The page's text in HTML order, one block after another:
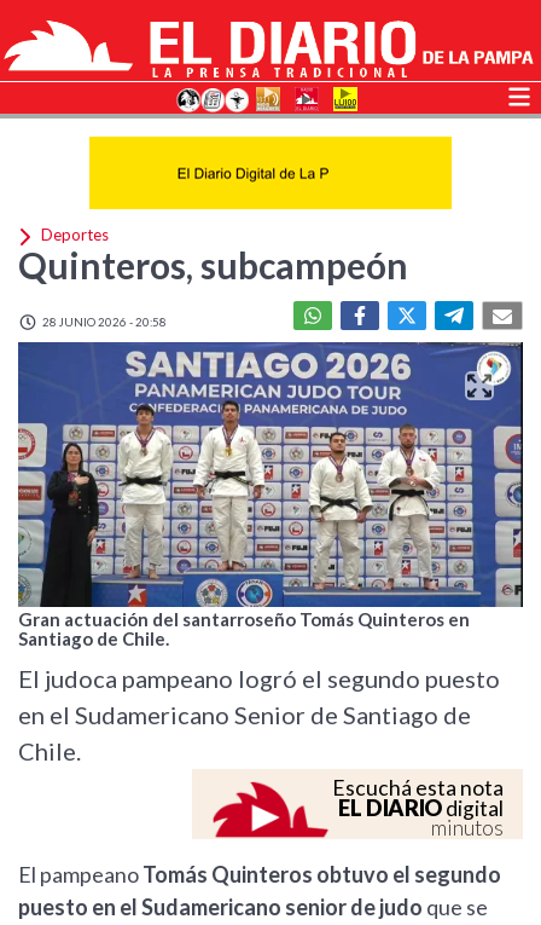
Deportes
Quinteros, subcampeón
28 JUNIO 2026 - 20:58
Gran actuación del santarroseño Tomás Quinteros en
Santiago de Chile.
El judoca pampeano logró el segundo puesto
en el Sudamericano Senior de Santiago de
Chile.
Escuchá esta nota
EL DIARIOdigital
minutos
El pampeanoTomás Quinteros obtuvo el segundo
puesto en el Sudamericano senior de judo que se